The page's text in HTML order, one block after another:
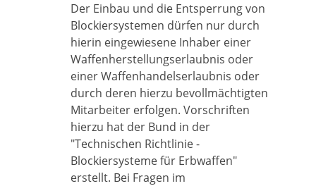
Der Einbau und die Entsperrung von
Blockiersystemen dürfen nur durch
hierin eingewiesene Inhaber einer
Waffenherstellungserlaubnis oder
einer Waffenhandelserlaubnis oder
durch deren hierzu bevollmächtigten
Mitarbeiter erfolgen. Vorschriften
hierzu hat der Bund in der
"Technischen Richtlinie -
Blockiersysteme für Erbwaffen"
erstellt. Bei Fragen im